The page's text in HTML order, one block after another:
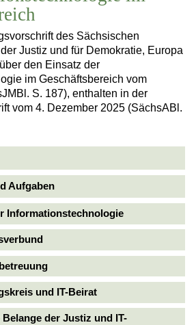
des Sächsischen
Justiz und für Demokratie, Europa
den Einsatz der
im Geschäftsbereich vom
S. 187), enthalten in der
vom 4. Dezember 2025 (SächsABl.
Aufgaben
Informationstechnologie
und IT-Beirat
Belange der Justiz und IT-